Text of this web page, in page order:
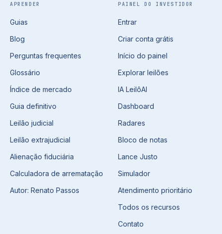
APRENDER
Guias
Blog
Perguntas frequentes
Glossário
Índice de mercado
Guia definitivo
Leilão judicial
Leilão extrajudicial
Alienação fiduciária
Calculadora de arrematação
Autor: Renato Passos
PAINEL DO INVESTIDOR
Entrar
Criar conta grátis
Início do painel
Explorar leilões
IA LeilôAI
Dashboard
Radares
Bloco de notas
Lance Justo
Simulador
Atendimento prioritário
Todos os recursos
Contato